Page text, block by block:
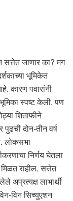
सत्तेत जाणार का? मग
भूमिकेत
कारण पवारांनी
स्पष्ट केली. पण
शिताफीने
दोन-तीन वर्ष
लोकसभा
निर्णय घेतला
मिळत राहील. सत्तेत
अप्रत्यक्ष लाभार्थी
विन सिच्युएशन